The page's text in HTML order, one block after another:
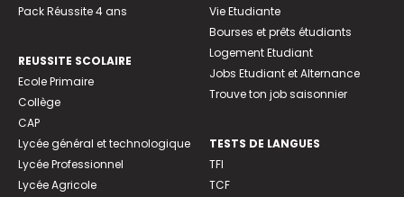
Pack Réussite 4 ans
REUSSITE SCOLAIRE
Ecole Primaire
Collège
CAP
Lycée général et technologique
Lycée Professionnel
Lycée Agricole
Vie Etudiante
Bourses et prêts étudiants
Logement Etudiant
Jobs Etudiant et Alternance
Trouve ton job saisonnier
TESTS DE LANGUES
TFI
TCF